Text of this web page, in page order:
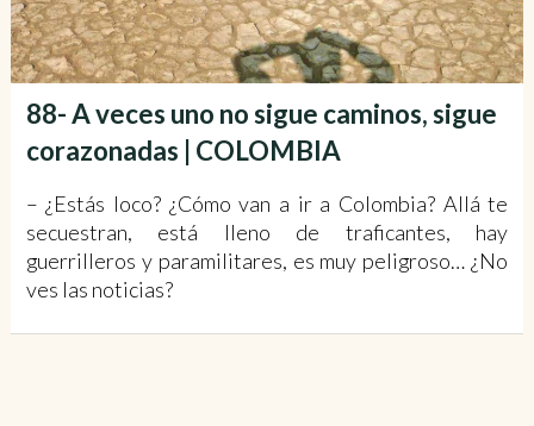
88- A veces uno no sigue caminos, sigue
corazonadas | COLOMBIA
– ¿Estás loco? ¿Cómo van a ir a Colombia? Allá te
secuestran, está lleno de traficantes, hay
guerrilleros y paramilitares, es muy peligroso… ¿No
ves las noticias?